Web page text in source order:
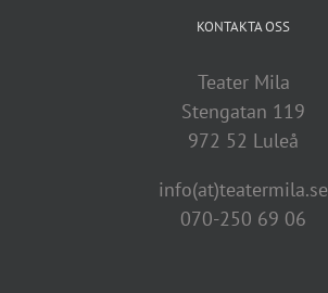
KONTAKTA OSS
Teater Mila
Stengatan 119
972 52 Luleå
info(at)teatermila.se
070-250 69 06